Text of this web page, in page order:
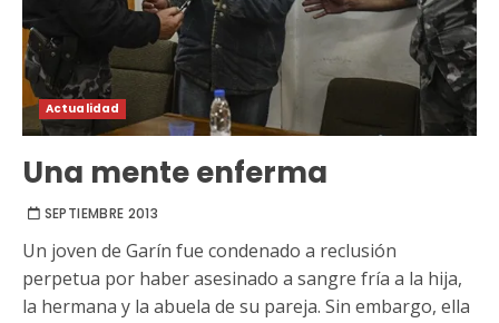
Actualidad
Una mente enferma
SEPTIEMBRE 2013
Un joven de Garín fue condenado a reclusión
perpetua por haber asesinado a sangre fría a la hija,
la hermana y la abuela de su pareja. Sin embargo, ella